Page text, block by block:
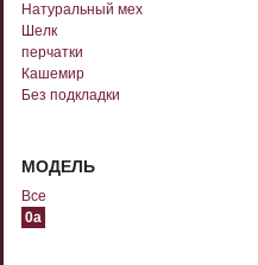
Натуральный мех
Шелк
перчатки
Кашемир
Без подкладки
МОДЕЛЬ
Все
0а